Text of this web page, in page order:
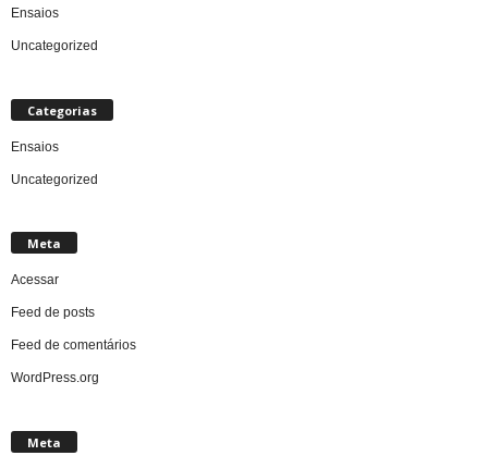
Ensaios
Uncategorized
Categorias
Ensaios
Uncategorized
Meta
Acessar
Feed de posts
Feed de comentários
WordPress.org
Meta